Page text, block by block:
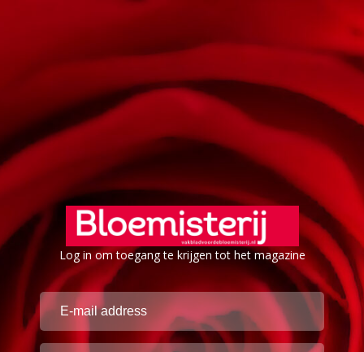
Log in om toegang te krijgen tot het magazine